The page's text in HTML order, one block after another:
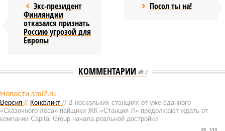
Экс-президент
Финляндии
отказался признать
Россию угрозой для
Европы
Посол ты на!
КОММЕНТАРИИ 0
Новости smi2.ru
Версия // Конфликт // В нескольких станциях от уже сданного
«Сказочного леса» пайщики ЖК «Станция Л» продолжают ждать от
компании Capital Group начала реальной достройки